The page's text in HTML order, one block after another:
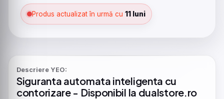
Produs actualizat în urmă cu 11 luni
Descriere YEO:
Siguranta automata inteligenta cu
contorizare- Disponibil la dualstore.ro